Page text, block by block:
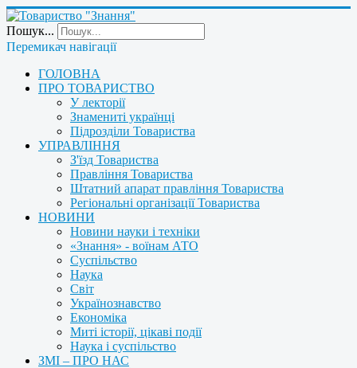
Пошук...
Перемикач навігації
ГОЛОВНА
ПРО ТОВАРИСТВО
У лекторії
Знамениті українці
Підрозділи Товариства
УПРАВЛІННЯ
З'їзд Товариства
Правління Товариства
Штатний апарат правління Товариства
Регіональні організації Товариства
НОВИНИ
Новини науки і техніки
«Знання» - воїнам АТО
Суспільство
Наука
Світ
Українознавство
Економіка
Миті історії, цікаві події
Наука і суспільство
ЗМІ – ПРО НАС